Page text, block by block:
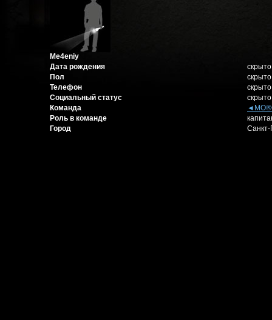
Me4eniy
Дата рождения
скрыто
Пол
скрыто
Телефон
скрыто
Социальный статус
скрыто
Команда
Роль в команде
Город
Санкт-